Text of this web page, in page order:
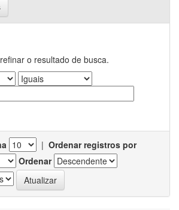
o resultado de busca.
| Ordenar registros por
Ordenar